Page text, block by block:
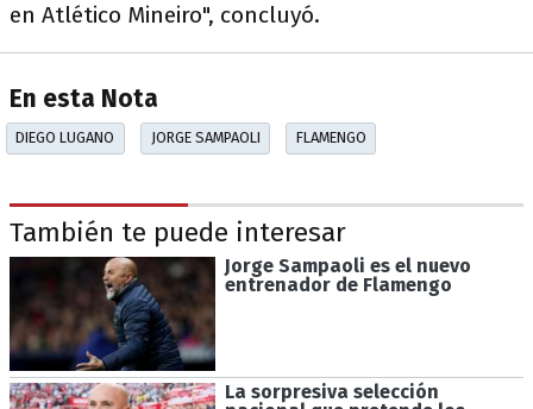
en Atlético Mineiro", concluyó.
En esta Nota
DIEGO LUGANO JORGE SAMPAOLI FLAMENGO
También te puede interesar
Jorge Sampaoli es el nuevo
entrenador de Flamengo
La sorpresiva selección